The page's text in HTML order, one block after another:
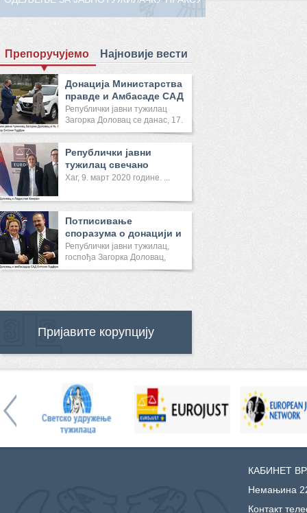
Препоручујемо Најновије вести
Донација Министарства
правде и Амбасаде САД
Реп...
Републички јавни тужилац
Загорка Доловац се данас, 17.
...
Републички јавни
тужилац свечано
отворила Канце...
Хаг, 9. март 2020 године. ...
Потписивање
споразума о донацији и
састанак са ...
Републички јавни тужилац,
госпођа Загорка Доловац,
саст...
Пријавите корупцију
КАБИНЕТ
Немањина
Контакт